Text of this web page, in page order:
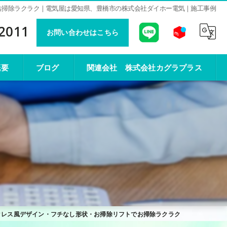
除ラクラク | 電気屋は愛知県、豊橋市の株式会社ダイホー電気 | 施工事例
お問い合わせはこちら
ブログ 関連会社 株式会社カグラプラス
ス風デザイン・フチなし形状・お掃除リフトでお掃除ラクラク